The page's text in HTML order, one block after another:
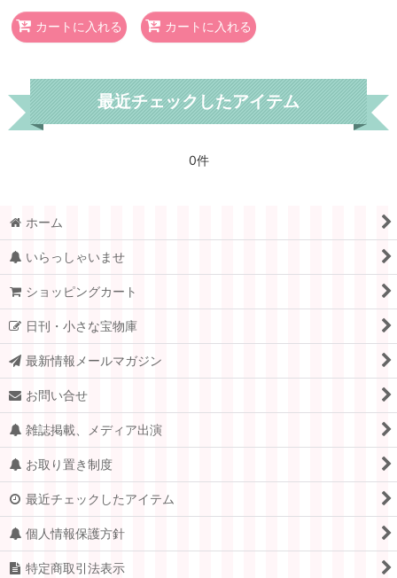
カートに入れる カートに入れる
最近チェックしたアイテム
0件
ホーム
いらっしゃいませ
ショッピングカート
日刊・小さな宝物庫
最新情報メールマガジン
お問い合せ
雑誌掲載、メディア出演
お取り置き制度
最近チェックしたアイテム
個人情報保護方針
特定商取引法表示